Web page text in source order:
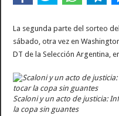
La segunda parte del sorteo
sábado, otra vez en
DT de la Selección Argentina,
Scaloni y un acto de justicia:
la copa sin guantes